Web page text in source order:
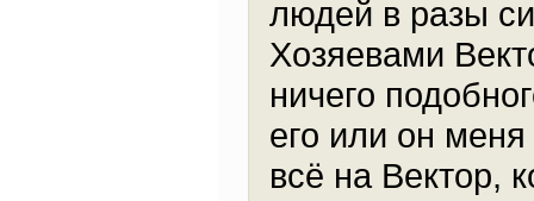
людей в разы
Хозяевами
ничего
его или он
всё на Вектор,